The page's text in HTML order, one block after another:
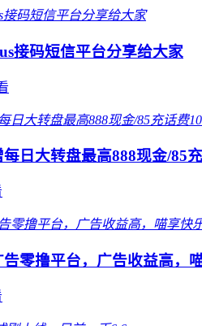
接码短信平台分享给大家
每日大转盘最高888现金/85
零撸平台，广告收益高，